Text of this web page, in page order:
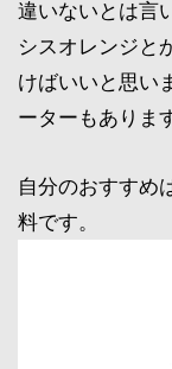
違いないとは言
シスオレンジと
けばいいと思い
ーターもありま
自分のおすすめ
料です。